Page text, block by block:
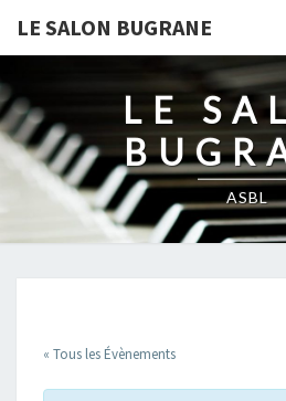
LE SALON BUGRANE
LE
ASBL
« Tous les Évènements